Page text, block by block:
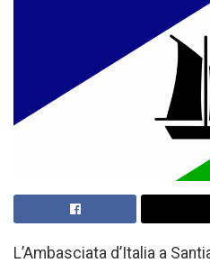
L’Ambasciata d’Italia a